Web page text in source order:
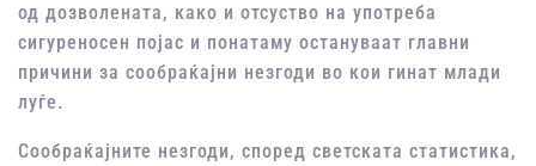
од дозволената, како и отсуство на употреба
сигуреносен појас и понатаму остануваат главни
причини за сообраќајни незгоди во кои гинат млади
луѓе.
Сообраќајните незгоди, според светската статистика,